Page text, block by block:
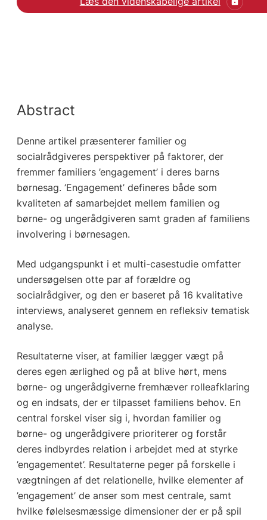
Abstract
Denne artikel præsenterer familier og
socialrådgiveres perspektiver på faktorer, der
fremmer familiers ’engagement’ i deres barns
børnesag. ’Engagement’ defineres både som
kvaliteten af samarbejdet mellem familien og
børne- og ungerådgiveren samt graden af familiens
involvering i børnesagen.
Med udgangspunkt i et multi-casestudie omfatter
undersøgelsen otte par af forældre og
socialrådgiver, og den er baseret på 16 kvalitative
interviews, analyseret gennem en refleksiv tematisk
analyse.
Resultaterne viser, at familier lægger vægt på
deres egen ærlighed og på at blive hørt, mens
børne- og ungerådgiverne fremhæver rolleafklaring
og en indsats, der er tilpasset familiens behov. En
central forskel viser sig i, hvordan familier og
børne- og ungerådgivere prioriterer og forstår
deres indbyrdes relation i arbejdet med at styrke
’engagementet’. Resultaterne peger på forskelle i
vægtningen af det relationelle, hvilke elementer af
’engagement’ de anser som mest centrale, samt
hvilke følelsesmæssige dimensioner der er på spil